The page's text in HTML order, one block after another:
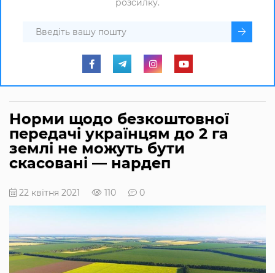
розсилку.
Норми щодо безкоштовної
передачі українцям до 2 га
землі не можуть бути
скасовані — нардеп
22 квітня 2021 110 0